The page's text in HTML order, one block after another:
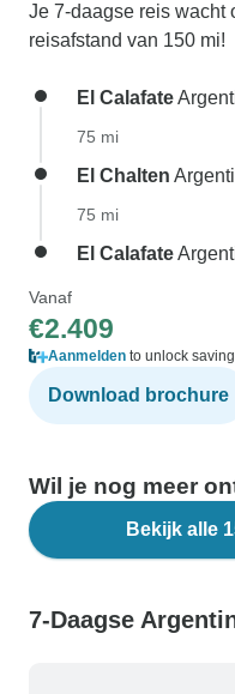
Je 7-daagse reis wacht
reisafstand van 150 mi!
El Calafate
75 mi
El Chalten
75 mi
El Calafate
Vanaf
€2.409
Aanmelden to unlock
Download brochure
Wil je nog meer
Bekijk alle
7-Daagse